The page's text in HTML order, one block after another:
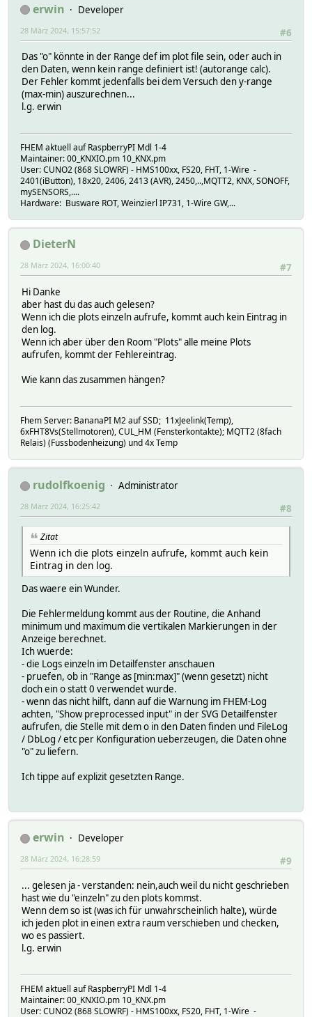
erwin
Developer
#6
28 März 2024, 15:57:52
Das "o" könnte in der Range def im plot file sein, oder auch in
den Daten, wenn kein range definiert ist! (autorange calc).
Der Fehler kommt jedenfalls bei dem Versuch den y-range
(max-min) auszurechnen...
l.g. erwin
FHEM aktuell auf RaspberryPI Mdl 1-4
Maintainer: 00_KNXIO.pm 10_KNX.pm
User: CUNO2 (868 SLOWRF) - HMS100xx, FS20, FHT, 1-Wire -
2401(iButton), 18x20, 2406, 2413 (AVR), 2450,..,MQTT2, KNX, SONOFF,
mySENSORS,....
Hardware: Busware ROT, Weinzierl IP731, 1-Wire GW,...
DieterN
#7
28 März 2024, 16:00:40
Hi Danke
aber hast du das auch gelesen?
Wenn ich die plots einzeln aufrufe, kommt auch kein Eintrag in
den log.
Wenn ich aber über den Room "Plots" alle meine Plots
aufrufen, kommt der Fehlereintrag.
Wie kann das zusammen hängen?
Fhem Server: BananaPI M2 auf SSD; 11xJeelink(Temp),
6xFHT8Vs(Stellmotoren), CUL_HM (Fensterkontakte); MQTT2 (8fach
Relais) (Fussbodenheizung) und 4x Temp
rudolfkoenig
Administrator
#8
28 März 2024, 16:25:42
Zitat
Wenn ich die plots einzeln aufrufe, kommt auch kein
Eintrag in den log.
Das waere ein Wunder.
Die Fehlermeldung kommt aus der Routine, die Anhand
minimum und maximum die vertikalen Markierungen in der
Anzeige berechnet.
Ich wuerde:
- die Logs einzeln im Detailfenster anschauen
- pruefen, ob in "Range as [min:max]" (wenn gesetzt) nicht
doch ein o statt 0 verwendet wurde.
- wenn das nicht hilft, dann auf die Warnung im FHEM-Log
achten, "Show preprocessed input" in der SVG Detailfenster
aufrufen, die Stelle mit dem o in den Daten finden und FileLog
/ DbLog / etc per Konfiguration ueberzeugen, die Daten ohne
"o" zu liefern.
Ich tippe auf explizit gesetzten Range.
erwin
Developer
#9
28 März 2024, 16:28:59
... gelesen ja - verstanden: nein,auch weil du nicht geschrieben
hast wie du "einzeln" zu den plots kommst.
Wenn dem so ist (was ich für unwahrscheinlich halte), würde
ich jeden plot in einen extra raum verschieben und checken,
wo es passiert.
l.g. erwin
FHEM aktuell auf RaspberryPI Mdl 1-4
Maintainer: 00_KNXIO.pm 10_KNX.pm
User: CUNO2 (868 SLOWRF) - HMS100xx, FS20, FHT, 1-Wire -